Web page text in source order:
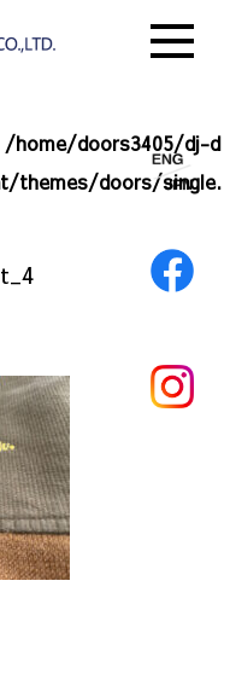
/home/doors3405/dj-d
themes/doors/single.